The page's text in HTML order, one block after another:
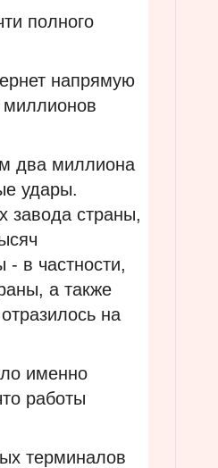
полного
напрямую
миллионов
два миллиона
удары.
завода страны,
- в частности,
а также
на
именно
работы
терминалов